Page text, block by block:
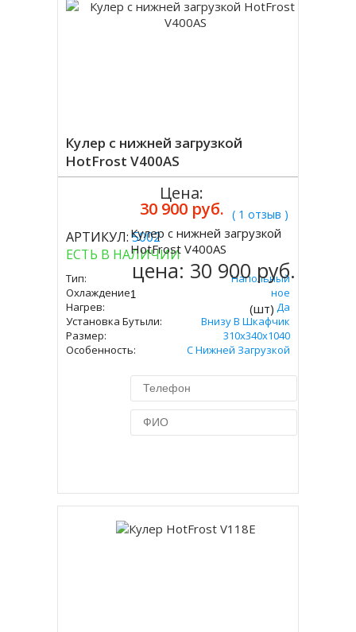
Кулер с нижней загрузкой
HotFrost V400AS
( 1 отзыв )
АРТИКУЛ:5002
ЕСТЬ В НАЛИЧИИ
Тип:
Напольный
Охлаждение:
Компрессорное
Нагрев:
Да
Установка Бутыли:
Внизу В Шкафчик
Размер:
310х340х1040
Особенность:
С Нижней Загрузкой
Цена:
30 900 руб.
Купить
Кулер с нижней загрузкой
HotFrost V400AS
цена: 30 900 руб.
(шт)